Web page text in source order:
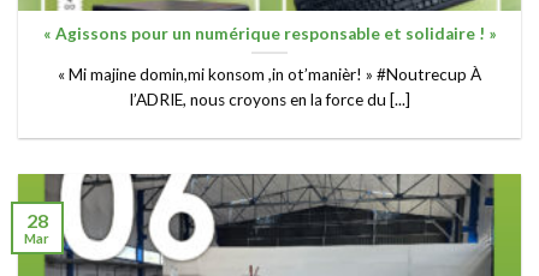
« Agissons pour un numérique responsable et solidaire ! »
« Mi majine domin,mi konsom ,in ot’manièr! » #Noutrecup À
l’ADRIE, nous croyons en la force du [...]
28
Mar